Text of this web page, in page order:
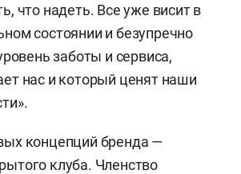
что надеть. Все уже висит в
состоянии и безупречно
заботы и сервиса,
нас и который ценят наши
концепций бренда —
клуба. Членство